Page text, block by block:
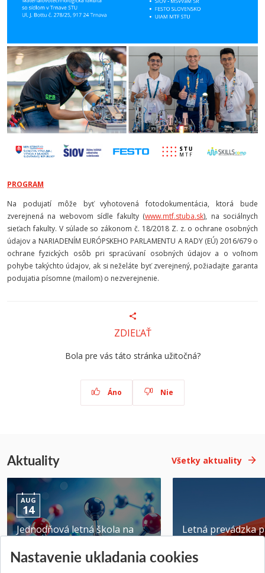
PROGRAM
Na podujatí môže byť vyhotovená fotodokumentácia, ktorá bude
zverejnená na webovom sídle fakulty (www.mtf.stuba.sk), na sociálnych
sieťach fakulty. V súlade so zákonom č. 18/2018 Z. z. o ochrane osobných
údajov a NARIADENÍM EURÓPSKEHO PARLAMENTU A RADY (EÚ) 2016/679 o
ochrane fyzických osôb pri spracúvaní osobných údajov a o voľnom
pohybe takýchto údajov, ak si neželáte byť zverejnený, požiadajte garanta
podujatia písomne (mailom) o nezverejnenie.
ZDIEĽAŤ
Bola pre vás táto stránka užitočná?
Áno Nie
Aktuality Všetky aktuality
AUG
14
Jednodňová letná škola na
Pridané 28.07.2026
Letná prevádzka
Pridané 23.06.2026
Nastavenie ukladania cookies